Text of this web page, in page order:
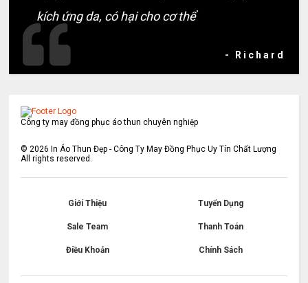
kích ứng da, có hại cho cơ thể
- Richard
Công ty may đồng phục áo thun chuyên nghiệp
©2026 In Áo Thun Đẹp - Công Ty May Đồng Phục Uy Tín Chất Lượng
All rights reserved.
Giới Thiệu Tuyển Dụng
Sale Team Thanh Toán
Điều Khoản Chính Sách